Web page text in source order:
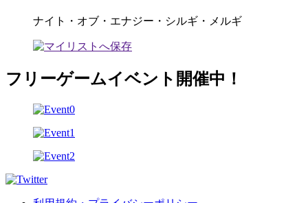
ナイト・オブ・エナジー・シルギ・メルギ
フリーゲームイベント開催中！